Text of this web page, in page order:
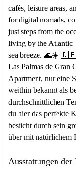
cafés, leisure areas,
for digital nomads,
just steps from the
living by the Atlantic
sea breeze. 🌊☀️ 🇩🇪
Las Palmas de Gran
Apartment, nur eine
weithin bekannt als
durchschnittlichen
du hier das perfekte
besticht durch sein
über mit natürlichem
Ausstattungen